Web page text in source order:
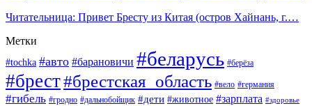
Читательница: Привет Бресту из Китая (остров Хайнань, г.…
Метки
#tochka #авто #барановичи #беларусь #берёза
#брест#брестская_область #вело #германия
#гибель #гродно #дальнобойщик #дети #животное #зарплата #здоровье